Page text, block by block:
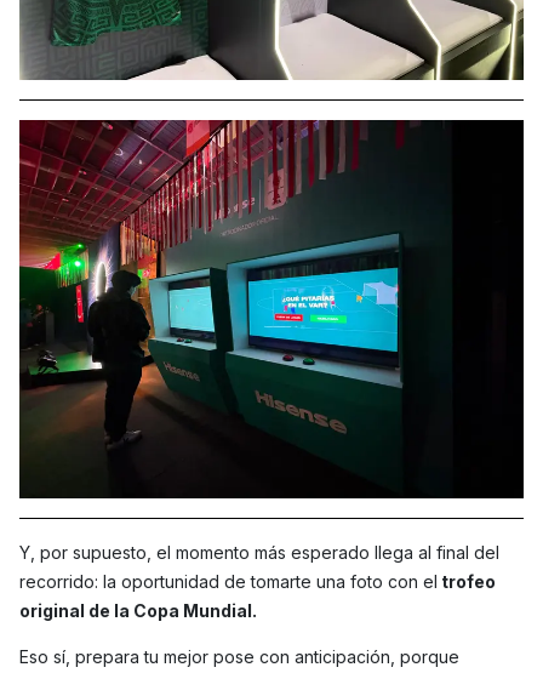
Y, por supuesto, el momento más esperado llega al final del
recorrido: la oportunidad de tomarte una foto con el trofeo
original de la Copa Mundial.
Eso sí, prepara tu mejor pose con anticipación, porque